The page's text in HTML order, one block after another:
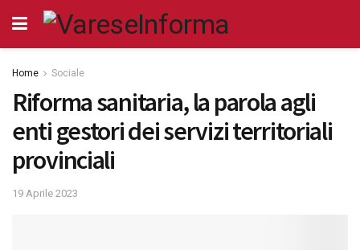
Home Sociale
Riforma sanitaria, la parola agli
enti gestori dei servizi territoriali
provinciali
19 Aprile 2023